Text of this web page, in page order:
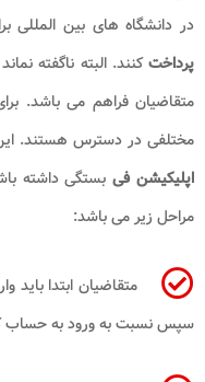
در دانشگاه های بین المللی
پرداختکنند. البته ناگفته
متقاضیان فراهم می باشد.
مختلفی در دسترس هستند.
اپلیکیشن فیبستگی داشته
مراحل زیر می باشد:
متقاضیان ابتدا
سپس نسبت به ورود به حساب